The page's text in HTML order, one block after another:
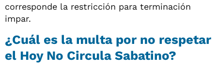
corresponde la restricción para terminación
impar.
¿Cuál es la multa por no respetar
el Hoy No Circula Sabatino?